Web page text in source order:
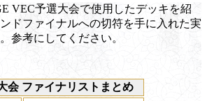
VEC予選大会で使用したデッキを紹
ドファイナルへの切符を手に入れた実
参考にしてください。
会 ファイナリストまとめ